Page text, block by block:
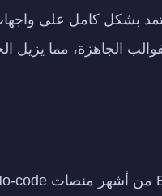
بشكل كامل على
الجاهزة، مما يزيل